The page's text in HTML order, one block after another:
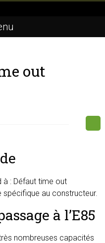
out
: Défaut time out
spécifique au constructeur.
à l’E85
nombreuses capacités